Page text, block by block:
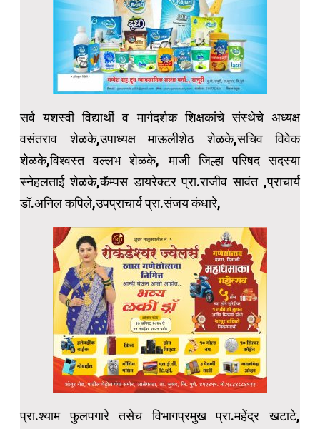
सर्व यशस्वी विद्यार्थी व मार्गदर्शक शिक्षकांचे संस्थेचे अध्यक्ष
वसंतराव शेळके,उपाध्यक्ष माऊलीशेठ शेळके,सचिव विवेक
शेळके,विश्वस्त वल्लभ शेळके, माजी जिल्हा परिषद सदस्या
स्नेहलताई शेळके,कॅम्पस डायरेक्टर प्रा.राजीव सावंत ,प्राचार्य
डॉ.अनिल कपिले,उपप्राचार्य प्रा.संजय कंधारे,
प्रा.श्याम फुलपगारे तसेच विभागप्रमुख प्रा.महेंद्र खटाटे,